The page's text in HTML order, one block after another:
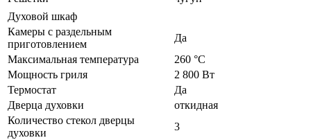
Духовой шкаф
Камеры с раздельным
приготовлением
Да
Максимальная температура
260 °C
Мощность гриля
2 800 Вт
Термостат
Да
Дверца духовки
откидная
Количество стекол дверцы
духовки
3